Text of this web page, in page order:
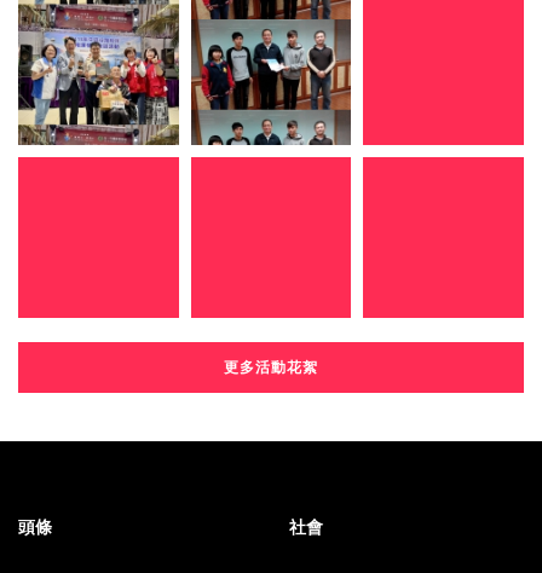
更多活動花絮
頭條 社會